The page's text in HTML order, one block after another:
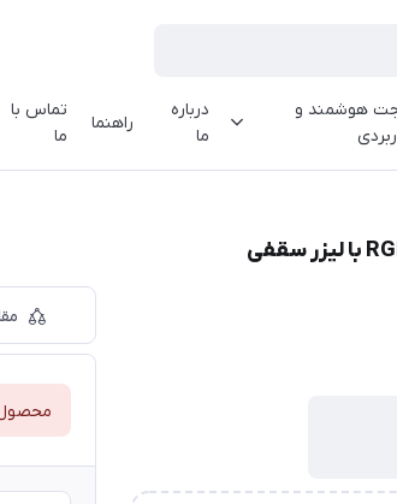
هوشمند و
درباره
ما
راهنما
تماس با
ما
محصول